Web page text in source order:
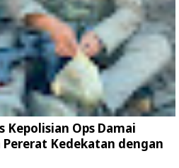
Kepolisian Ops Damai
Pererat Kedekatan dengan